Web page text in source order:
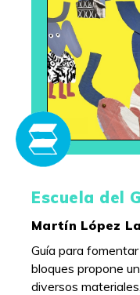
Escuela del
Martín López
Guía para
bloques propone
diversos